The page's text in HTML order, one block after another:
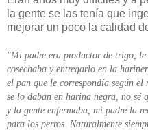
la gente se las tenía que
mejorar un poco la calidad
"Mi padre era productor de trigo,
cosechaba y entregarlo en la
el pan que le correspondía según
se lo daban en harina negra, no sé
y la gente enfermaba, mi padre la
para los perros. Naturalmente